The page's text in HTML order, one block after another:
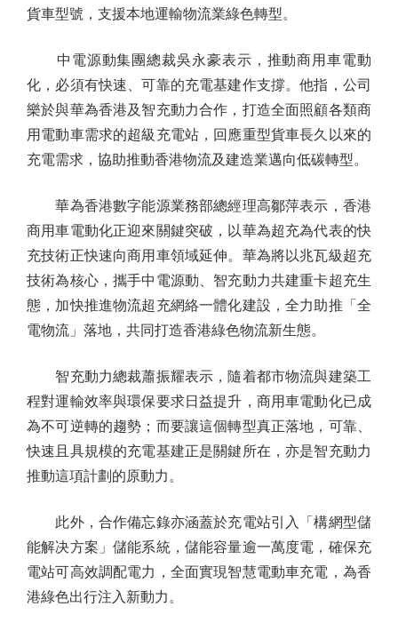
貨車型號，支援本地運輸物流業綠色轉型。
中電源動集團總裁吳永豪表示，推動商用車電動
化，必須有快速、可靠的充電基建作支撐。他指，公司
樂於與華為香港及智充動力合作，打造全面照顧各類商
用電動車需求的超級充電站，回應重型貨車長久以來的
充電需求，協助推動香港物流及建造業邁向低碳轉型。
華為香港數字能源業務部總經理高鄒萍表示，香港
商用車電動化正迎來關鍵突破，以華為超充為代表的快
充技術正快速向商用車領域延伸。華為將以兆瓦級超充
技術為核心，攜手中電源動、智充動力共建重卡超充生
態，加快推進物流超充網絡一體化建設，全力助推「全
電物流」落地，共同打造香港綠色物流新生態。
智充動力總裁蕭振耀表示，隨着都市物流與建築工
程對運輸效率與環保要求日益提升，商用車電動化已成
為不可逆轉的趨勢；而要讓這個轉型真正落地，可靠、
快速且具規模的充電基建正是關鍵所在，亦是智充動力
推動這項計劃的原動力。
此外，合作備忘錄亦涵蓋於充電站引入「構網型儲
能解决方案」儲能系統，儲能容量逾一萬度電，確保充
電站可高效調配電力，全面實現智慧電動車充電，為香
港綠色出行注入新動力。